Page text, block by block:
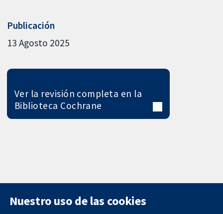
Publicación
13 Agosto 2025
Ver la revisión completa en la
Biblioteca Cochrane
Nuestro uso de las cookies